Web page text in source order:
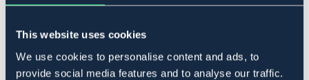
This website uses cookies
We use cookies to personalise content and ads, to
provide social media features and to analyse our traffic.
Ridbyxa i högkvalitativt material som andas,